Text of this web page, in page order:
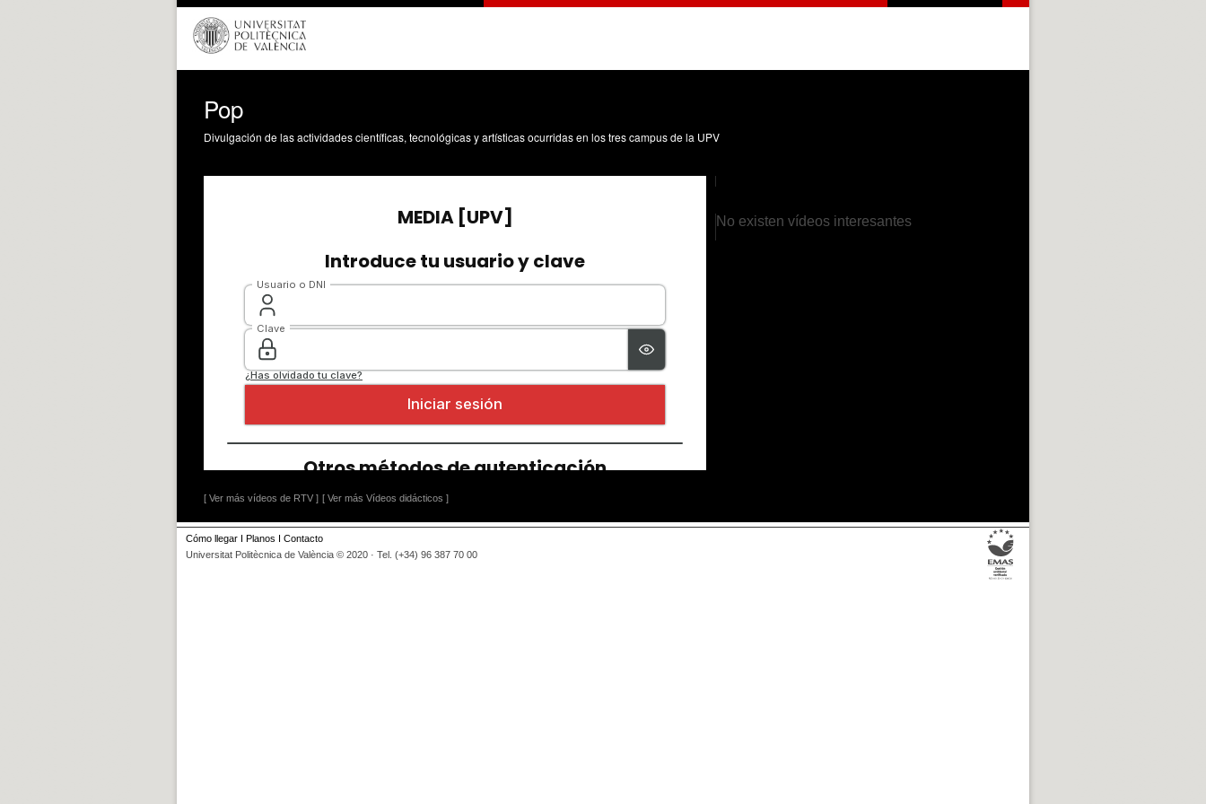
Pop
Divulgación de las actividades científicas, tecnológicas y artísticas ocurridas en los tres campus de la UPV
[ Ver más vídeos de RTV ] [ Ver más Vídeos didácticos ]
No existen vídeos interesantes
Cómo llegar I Planos I Contacto
Universitat Politècnica de València © 2020 · Tel. (+34) 96 387 70 00